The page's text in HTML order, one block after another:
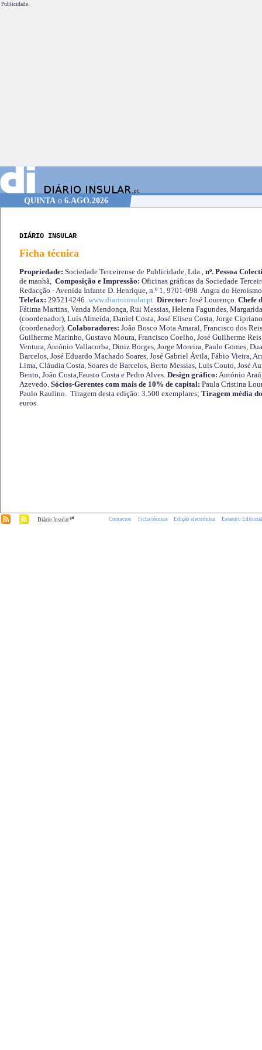
Publicidade.
QUINTAo 6.AGO.2026
DIÁRIO INSULAR
Ficha técnica
Propriedade: Sociedade Terceirense de Publicidade, Lda., nº. Pessoa
de manhã, Composição e Impressão: Oficinas gráficas da Sociedade
Redacção - Avenida Infante D. Henrique, n.º 1, 9701-098 Angra do
Telefax: 295214246. www.diarioinsular.pt Director: José Lourenço. Chefe
Fátima Martins, Vanda Mendonça, Rui Messias, Helena Fagundes,
(coordenador), Luís Almeida, Daniel Costa, José Eliseu Costa, Jorge
(coordenador). Colaboradores: João Bosco Mota Amaral, Francisco dos
Guilherme Marinho, Gustavo Moura, Francisco Coelho, José Guilherme
Ventura, António Vallacorba, Diniz Borges, Jorge Moreira, Paulo Gomes,
Barcelos, José Eduardo Machado Soares, José Gabriel Ávila, Fábio Vieira,
Lima, Cláudia Costa, Soares de Barcelos, Berto Messias, Luis Couto, José
Bento, João Costa,Fausto Costa e Pedro Alves. Design gráfico: António
Azevedo. Sócios-Gerentes com mais de 10% de capital: Paula Cristina
Paulo Raulino. Tiragem desta edição: 3.500 exemplares; Tiragem média
euros.
Diário Insular.pt Contactos Ficha técnica Edição electrónica Estatuto Editorial